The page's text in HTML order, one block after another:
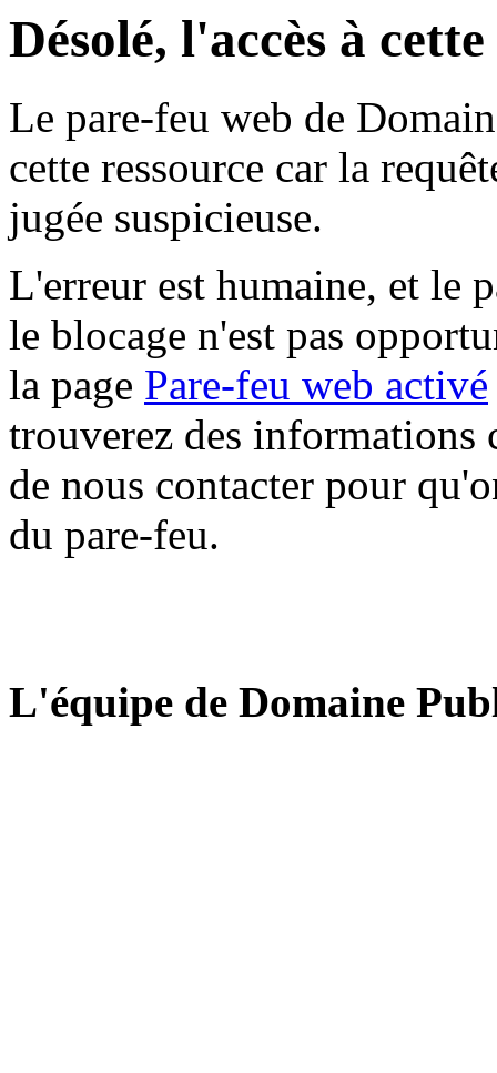
Désolé, l'accès à
Le pare-feu web de
cette ressource car la
jugée suspicieuse.
L'erreur est humaine, et le
le blocage n'est pas
la page Pare-feu web activé
trouverez des informations
de nous contacter pour
du pare-feu.
L'équipe de Domaine